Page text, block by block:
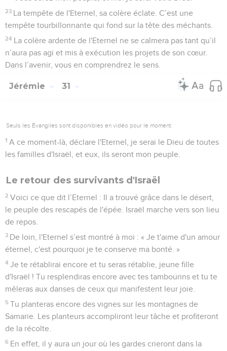
23 La tempête de l'Eternel, sa colère éclate. C’est une
tempête tourbillonnante qui fond sur la tête des méchants.
24 La colère ardente de l'Eternel ne se calmera pas tant qu’il
n’aura pas agi et mis à exécution les projets de son cœur.
Dans l’avenir, vous en comprendrez le sens.
Jérémie 31
Seuls les Évangiles sont disponibles en vidéo pour le moment.
1 A ce moment-là, déclare l'Eternel, je serai le Dieu de toutes
les familles d'Israël, et eux, ils seront mon peuple.
Le retour des survivants d'Israël
2 Voici ce que dit l’Eternel : Il a trouvé grâce dans le désert,
le peuple des rescapés de l'épée. Israël marche vers son lieu
de repos.
3 De loin, l'Eternel s’est montré à moi : « Je t'aime d'un amour
éternel, c'est pourquoi je te conserve ma bonté. »
4 Je te rétablirai encore et tu seras rétablie, jeune fille
d'Israël ! Tu resplendiras encore avec tes tambourins et tu te
mêleras aux danses de ceux qui manifestent leur joie.
5 Tu planteras encore des vignes sur les montagnes de
Samarie. Les planteurs accompliront leur tâche et profiteront
de la récolte.
6 En effet, il y aura un jour où les gardes crieront dans la